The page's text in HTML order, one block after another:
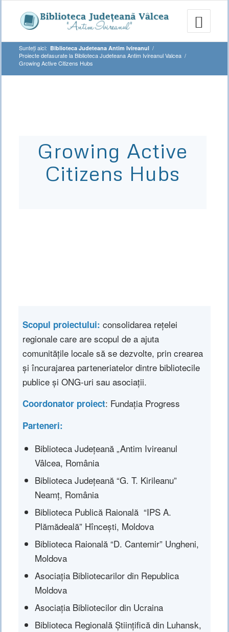
Sunteți aici: Biblioteca Judeteana Antim Ivireanul /
Proiecte defasurate la Biblioteca Judeteana Antim Ivireanul Valcea /
Growing Active Citizens Hubs
Growing Active
Citizens Hubs
Scopul proiectului: consolidarea rețelei
regionale care are scopul de a ajuta
comunitățile locale să se dezvolte, prin crearea
și încurajarea parteneriatelor dintre bibliotecile
publice și ONG-uri sau asociații.
Coordonator proiect: Fundația Progress
Parteneri:
Biblioteca Județeană „Antim Ivireanul
Vâlcea, România
Biblioteca Județeană “G. T. Kirileanu”
Neamț, România
Biblioteca Publică Raională “IPS A.
Plămădeală” Hîncești, Moldova
Biblioteca Raională “D. Cantemir” Ungheni,
Moldova
Asociația Bibliotecarilor din Republica
Moldova
Asociația Bibliotecilor din Ucraina
Biblioteca Regională Științifică din Luhansk,